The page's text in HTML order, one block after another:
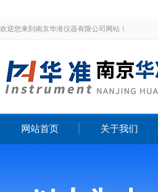
欢迎您来到南京华准仪器有限公司网站！
网站首页 关于我们